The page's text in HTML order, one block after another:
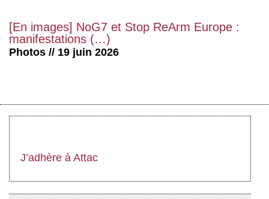
[En images] NoG7 et Stop ReArm Europe :
manifestations (…)
Photos // 19 juin 2026
J’adhère à Attac